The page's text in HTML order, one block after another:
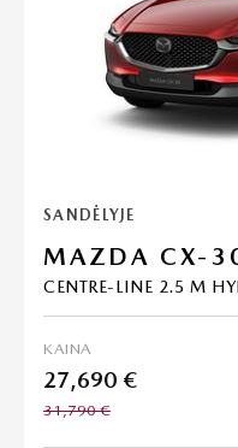
SANDĖLYJE
MAZDA CX-
CENTRE-LINE 2.5 M
KAINA
27,690 €
31,790 €